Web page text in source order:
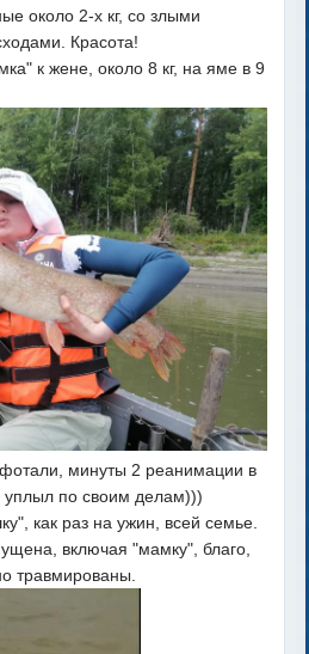
около 2-х кг, со злыми
Красота!
к жене, около 8 кг, на яме в 9
минуты 2 реанимации в
по своим делам)))
как раз на ужин, всей семье.
включая "мамку", благо,
травмированы.